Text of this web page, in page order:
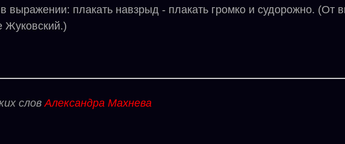
плакать навзрыд - плакать громко и судорожно. (От
Жуковский.)
словАлександра Махнева